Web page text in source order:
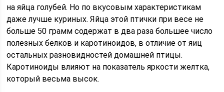
на яйца голубей. Но по вкусовым характеристикам
даже лучше куриных. Яйца этой птички при весе не
больше 50 грамм содержат в два раза большее число
полезных белков и каротиноидов, в отличие от яиц
остальных разновидностей домашней птицы.
Каротиноиды влияют на показатель яркости желтка,
который весьма высок.